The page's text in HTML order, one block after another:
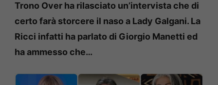
Trono Over ha rilasciato un’intervista che di
certo farà storcere il naso a Lady Galgani. La
Ricci infatti ha parlato di Giorgio Manetti ed
ha ammesso che…